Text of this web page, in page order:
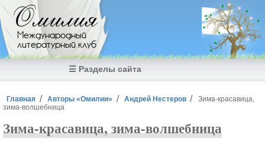
Перейти к основному содержанию
Омилия
Международный
литературный клуб
☰ Разделы сайта
Вы здесь
Главная Авторы «Омилии» Андрей Нестеров
Зима-красавица,
зима-волшебница
Зима-красавица, зима-волшебница